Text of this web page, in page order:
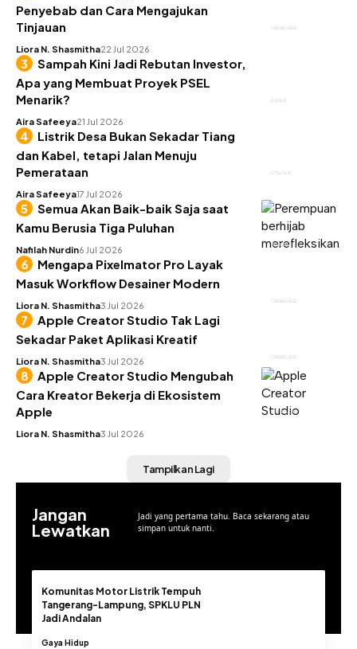
TEKNOLOGI
Penyebab dan Cara Mengajukan
Tinjauan
Liora N. Shasmitha22 Jul 2026
BISNIS
Sampah Kini Jadi Rebutan Investor,
Apa yang Membuat Proyek PSEL
Menarik?
Aira Safeeya21 Jul 2026
UTILITAS
Listrik Desa Bukan Sekadar Tiang
dan Kabel, tetapi Jalan Menuju
Pemerataan
Aira Safeeya17 Jul 2026
INSIGHT
Semua Akan Baik-baik Saja saat
Kamu Berusia Tiga Puluhan
Nafilah Nurdin6 Jul 2026
TEKNOLOGI
Mengapa Pixelmator Pro Layak
Masuk Workflow Desainer Modern
Liora N. Shasmitha3 Jul 2026
TEKNOLOGI
Apple Creator Studio Tak Lagi
Sekadar Paket Aplikasi Kreatif
Liora N. Shasmitha3 Jul 2026
TEKNOLOGI
Apple Creator Studio Mengubah
Cara Kreator Bekerja di Ekosistem
Apple
Liora N. Shasmitha3 Jul 2026
Tampilkan Lagi
Jangan
Lewatkan
Jadi yang pertama tahu. Baca sekarang atau
simpan untuk nanti.
Komunitas Motor Listrik Tempuh
Tangerang-Lampung, SPKLU PLN
Jadi Andalan
Gaya Hidup